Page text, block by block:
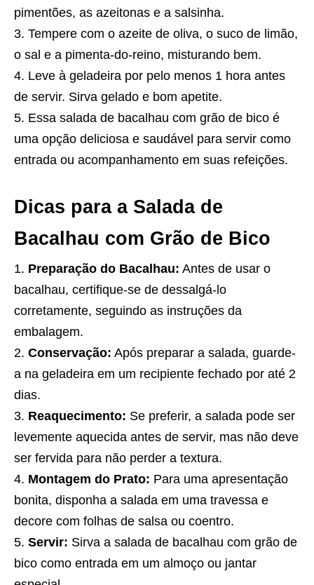
pimentões, as azeitonas e a salsinha.
Tempere com o azeite de oliva, o suco de limão,
o sal e a pimenta-do-reino, misturando bem.
Leve à geladeira por pelo menos 1 hora antes
de servir. Sirva gelado e bom apetite.
Essa salada de bacalhau com grão de bico é
uma opção deliciosa e saudável para servir como
entrada ou acompanhamento em suas refeições.
Dicas para a Salada de
Bacalhau com Grão de Bico
Preparação do Bacalhau: Antes de usar o
bacalhau, certifique-se de dessalgá-lo
corretamente, seguindo as instruções da
embalagem.
Conservação: Após preparar a salada, guarde-
a na geladeira em um recipiente fechado por até 2
dias.
Reaquecimento: Se preferir, a salada pode ser
levemente aquecida antes de servir, mas não deve
ser fervida para não perder a textura.
Montagem do Prato: Para uma apresentação
bonita, disponha a salada em uma travessa e
decore com folhas de salsa ou coentro.
Servir: Sirva a salada de bacalhau com grão de
bico como entrada em um almoço ou jantar